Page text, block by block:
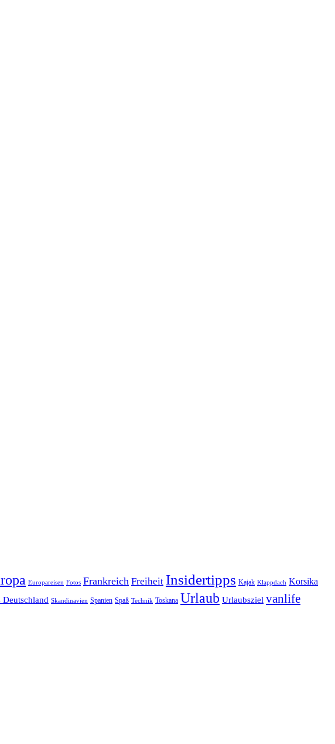
Europareisen Fotos Frankreich Freiheit Insidertipps Kajak Klappdach Korsika
Deutschland Skandinavien Spanien Spaß Technik Toskana Urlaub Urlaubsziel vanlife